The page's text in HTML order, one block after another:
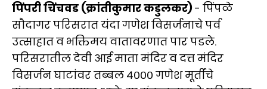
पिंपरी चिंचवड (क्रांतीकुमार कडुलकर)- पिंपळे
सौदागर परिसरात यंदा गणेश विसर्जनाचे पर्व
उत्साहात व भक्तिमय वातावरणात पार पडले.
परिसरातील देवी आई माता मंदिर व दत्त मंदिर
विसर्जन घाटांवर तब्बल ४००० गणेश मूर्तींचे